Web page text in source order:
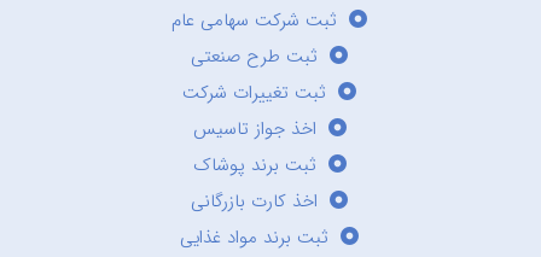
ثبت شرکت سهامی عام
ثبت طرح صنعتی
ثبت تغییرات شرکت
اخذ جواز تاسیس
ثبت برند پوشاک
اخذ کارت بازرگانی
ثبت برند مواد غذایی